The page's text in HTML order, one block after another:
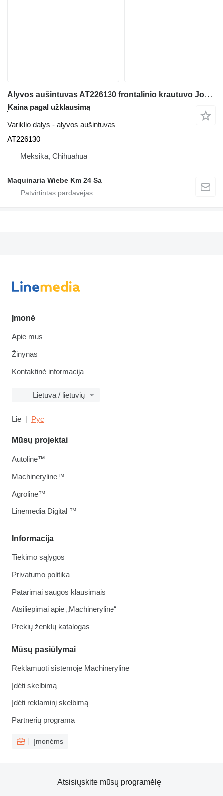
Alyvos aušintuvas AT226130 frontalinio krautuvo John Deere 544J
Kaina pagal užklausimą
Variklio dalys - alyvos aušintuvas
AT226130
Meksika, Chihuahua
Maquinaria Wiebe Km 24 Sa
Įmonė
Apie mus
Žinynas
Kontaktinė informacija
Lietuva / lietuvių
Lie Рус
Informacija
Tiekimo sąlygos
Privatumo politika
Patarimai saugos klausimais
Atsiliepimai apie „Machineryline“
Prekių ženklų katalogas
Mūsų pasiūlymai
Reklamuoti sistemoje Machineryline
Įdėti skelbimą
Įdėti reklaminį skelbimą
Partnerių programa
Įmonėms
Mūsų projektai
Autoline™
Machineryline™
Agroline™
Linemedia Digital ™
Atsisiųskite mūsų programėlę